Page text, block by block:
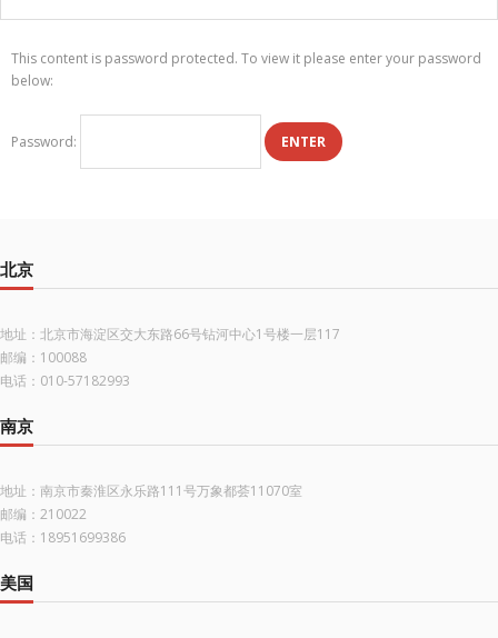
This content is password protected. To view it please enter your password
below:
Password:
北京
地址：北京市海淀区交大东路66号钻河中心1号楼一层117
邮编：100088
电话：010-57182993
南京
地址：南京市秦淮区永乐路111号万象都荟11070室
邮编：210022
电话：18951699386
美国